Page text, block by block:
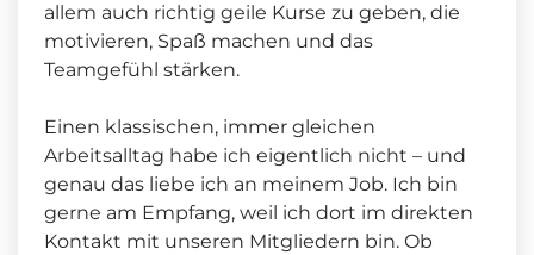
allem auch richtig geile Kurse zu geben, die
motivieren, Spaß machen und das
Teamgefühl stärken.
Einen klassischen, immer gleichen
Arbeitsalltag habe ich eigentlich nicht – und
genau das liebe ich an meinem Job. Ich bin
gerne am Empfang, weil ich dort im direkten
Kontakt mit unseren Mitgliedern bin. Ob